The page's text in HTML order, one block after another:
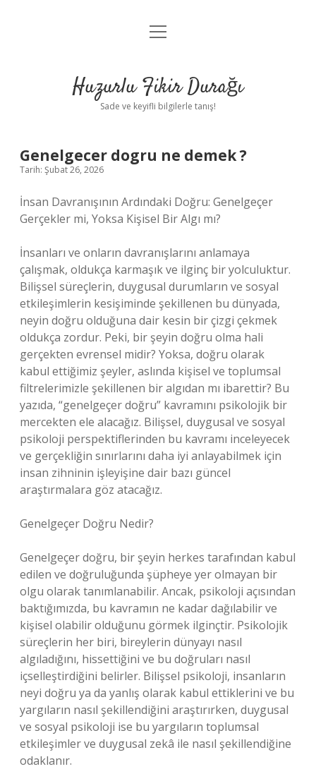
Anasayfa
Yasal Uyarı
menüyü
Huzurlu Fikir Durağı
Sade ve keyifli bilgilerle tanış!
Genelgecer dogru ne demek ?
Tarih: Şubat 26, 2026
İnsan Davranışının Ardındaki Doğru: Genelgeçer
Gerçekler mi, Yoksa Kişisel Bir Algı mı?
İnsanları ve onların davranışlarını anlamaya
çalışmak, oldukça karmaşık ve ilginç bir yolculuktur.
Bilişsel süreçlerin, duygusal durumların ve sosyal
etkileşimlerin kesişiminde şekillenen bu dünyada,
neyin doğru olduğuna dair kesin bir çizgi çekmek
oldukça zordur. Peki, bir şeyin doğru olma hali
gerçekten evrensel midir? Yoksa, doğru olarak
kabul ettiğimiz şeyler, aslında kişisel ve toplumsal
filtrelerimizle şekillenen bir algıdan mı ibarettir? Bu
yazıda, “genelgeçer doğru” kavramını psikolojik bir
mercekten ele alacağız. Bilişsel, duygusal ve sosyal
psikoloji perspektiflerinden bu kavramı inceleyecek
ve gerçekliğin sınırlarını daha iyi anlayabilmek için
insan zihninin işleyişine dair bazı güncel
araştırmalara göz atacağız.
Genelgeçer Doğru Nedir?
Genelgeçer doğru, bir şeyin herkes tarafından kabul
edilen ve doğruluğunda şüpheye yer olmayan bir
olgu olarak tanımlanabilir. Ancak, psikoloji açısından
baktığımızda, bu kavramın ne kadar dağılabilir ve
kişisel olabilir olduğunu görmek ilginçtir. Psikolojik
süreçlerin her biri, bireylerin dünyayı nasıl
algıladığını, hissettiğini ve bu doğruları nasıl
içselleştirdiğini belirler. Bilişsel psikoloji, insanların
neyi doğru ya da yanlış olarak kabul ettiklerini ve bu
yargıların nasıl şekillendiğini araştırırken, duygusal
ve sosyal psikoloji ise bu yargıların toplumsal
etkileşimler ve duygusal zekâ ile nasıl şekillendiğine
odaklanır.